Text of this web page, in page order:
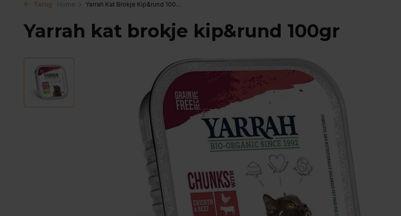
Terug Home Yarrah Kat Brokje Kip&rund 100...
Yarrah kat brokje kip&rund 100gr